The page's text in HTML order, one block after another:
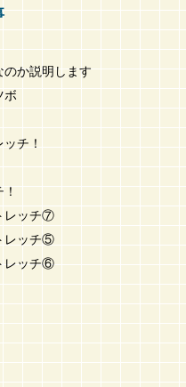
のか説明します
ボ
チ！
！
レッチ⑦
レッチ⑤
レッチ⑥